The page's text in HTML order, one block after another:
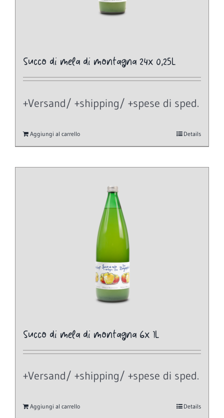
Succo di mela di montagna 24x 0,25L
+Versand/ +shipping/ +spese di sped.
Aggiungi al carrello Details
Succo di mela di montagna 6x 1L
+Versand/ +shipping/ +spese di sped.
Aggiungi al carrello Details